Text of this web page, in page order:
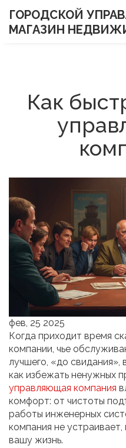
ГОРОДСКОЙ
МАГАЗИН
Как
фев, 25 2025
Когда приходит время
компании, чье
лучшего, «до свидания»,
как избежать ненужных
управляющая компания
комфорт: от чистоты
работы инженерных
компания не
вашу жизнь.